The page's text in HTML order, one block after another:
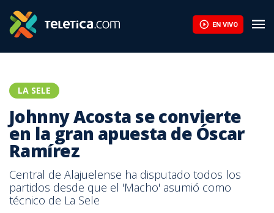
EN VIVO
LA SELE
Johnny Acosta se convierte
en la gran apuesta de Óscar
Ramírez
Central de Alajuelense ha disputado todos los
partidos desde que el 'Macho' asumió como
técnico de La Sele